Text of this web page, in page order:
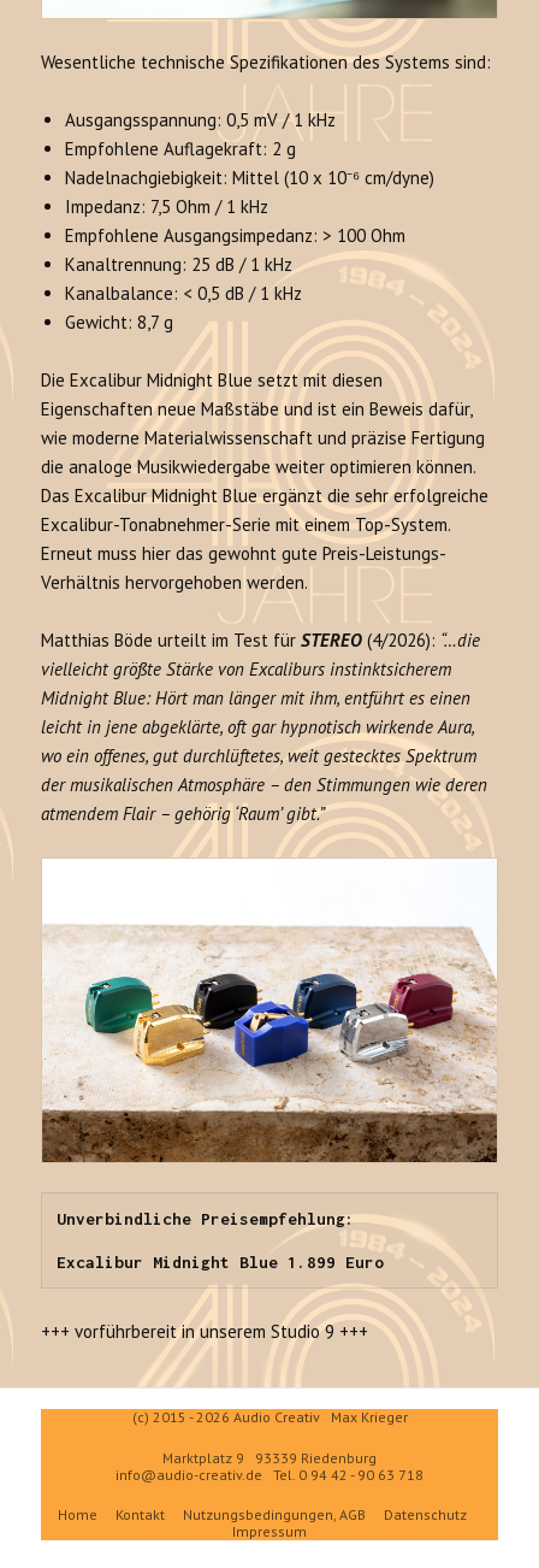
Wesentliche technische Spezifikationen des Systems sind:
Ausgangsspannung: 0,5 mV / 1 kHz
Empfohlene Auflagekraft: 2 g
Nadelnachgiebigkeit: Mittel (10 x 10⁻⁶ cm/dyne)
Impedanz: 7,5 Ohm / 1 kHz
Empfohlene Ausgangsimpedanz: > 100 Ohm
Kanaltrennung: 25 dB / 1 kHz
Kanalbalance: < 0,5 dB / 1 kHz
Gewicht: 8,7 g
Die Excalibur Midnight Blue setzt mit diesen
Eigenschaften neue Maßstäbe und ist ein Beweis dafür,
wie moderne Materialwissenschaft und präzise Fertigung
die analoge Musikwiedergabe weiter optimieren können.
Das Excalibur Midnight Blue ergänzt die sehr erfolgreiche
Excalibur-Tonabnehmer-Serie mit einem Top-System.
Erneut muss hier das gewohnt gute Preis-Leistungs-
Verhältnis hervorgehoben werden.
Matthias Böde urteilt im Test fürSTEREO (4/2026): “…die
vielleicht größte Stärke von Excaliburs instinktsicherem
Midnight Blue: Hört man länger mit ihm, entführt es einen
leicht in jene abgeklärte, oft gar hypnotisch wirkende Aura,
wo ein offenes, gut durchlüftetes, weit gestecktes Spektrum
der musikalischen Atmosphäre – den Stimmungen wie deren
atmendem Flair – gehörig ‘Raum’ gibt.”
Unverbindliche Preisempfehlung:
Excalibur Midnight Blue 1.899 Euro
+++ vorführbereit in unserem Studio 9 +++
(c) 2015 - 2026 Audio Creativ Max Krieger
Marktplatz 9 93339 Riedenburg
info@audio-creativ.de Tel. 0 94 42 - 90 63 718
Home Kontakt Nutzungsbedingungen, AGB
Datenschutz
Impressum